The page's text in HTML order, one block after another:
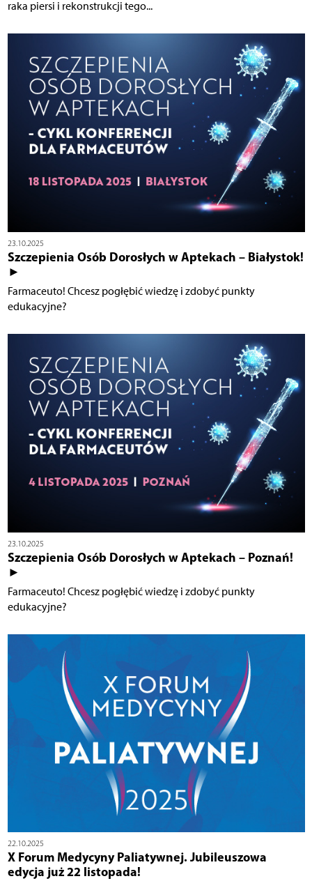
raka piersi i rekonstrukcji tego...
23.10.2025
Szczepienia Osób Dorosłych w Aptekach – Białystok!
►
Farmaceuto! Chcesz pogłębić wiedzę i zdobyć punkty
edukacyjne?
23.10.2025
Szczepienia Osób Dorosłych w Aptekach – Poznań!
►
Farmaceuto! Chcesz pogłębić wiedzę i zdobyć punkty
edukacyjne?
22.10.2025
X Forum Medycyny Paliatywnej. Jubileuszowa
edycja już 22 listopada!